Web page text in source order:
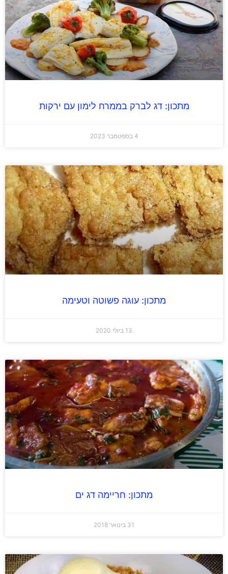
מתכון: דג לברק בממרח לימון עם ירקות
מתכון: עוגה פשוטה וטעימה
מתכון: חריימה דג ים